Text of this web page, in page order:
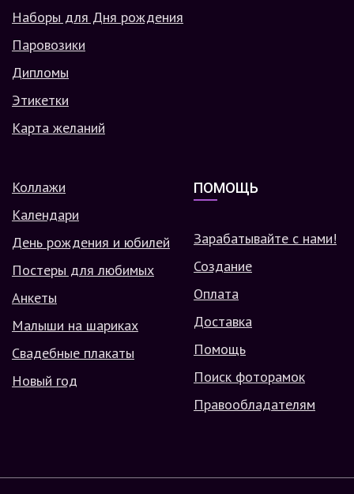
Наборы для Дня рождения
Паровозики
Дипломы
Этикетки
Карта желаний
Коллажи
Календари
День рождения и юбилей
Постеры для любимых
Анкеты
Малыши на шариках
Свадебные плакаты
Новый год
ПОМОЩЬ
Зарабатывайте с нами!
Создание
Оплата
Доставка
Помощь
Поиск фоторамок
Правообладателям